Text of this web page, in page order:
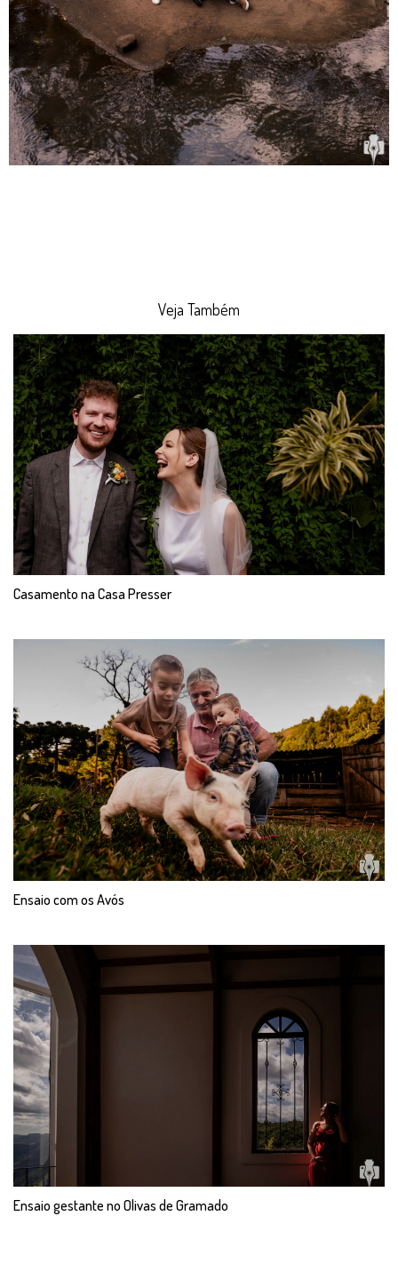
Veja Também
Casamento na Casa Presser
Ensaio com os Avós
Ensaio gestante no Olivas de Gramado